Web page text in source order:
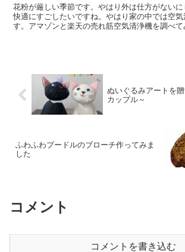
花粉が厳しい季節です。やはり外は仕方がない
快適にすごしたいですね。やはり家の中では空
す。アマゾンと楽天の売れ筋空気清浄機を調べて
ぬいぐるみアートを
カップル～
ふわふわプードルのブローチ作ってみま
した
コメント
コメントを書き込む